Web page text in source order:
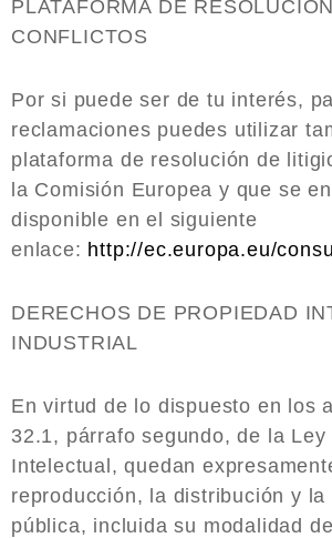
PLATAFORMA DE
CONFLICTOS
Por si puede ser de tu interés,
reclamaciones puedes utilizar
plataforma de resolución de
la Comisión Europea y que se
disponible en el siguiente
enlace: http://ec.europa.eu/
DERECHOS DE PROPIEDAD
INDUSTRIAL
En virtud de lo dispuesto en los
32.1, párrafo segundo, de la Ley
Intelectual, quedan
reproducción, la distribución y la
pública, incluida su modalidad